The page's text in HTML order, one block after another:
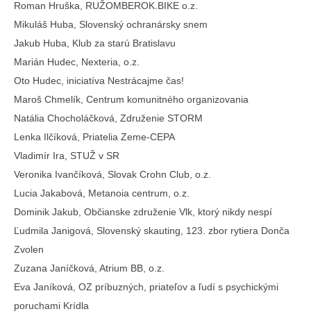
Roman Hruška, RUŽOMBEROK.BIKE o.z.
Mikuláš Huba, Slovenský ochranársky snem
Jakub Huba, Klub za starú Bratislavu
Marián Hudec, Nexteria, o.z.
Oto Hudec, iniciatíva Nestrácajme čas!
Maroš Chmelík, Centrum komunitného organizovania
Natália Chocholáčková, Združenie STORM
Lenka Ilčíková, Priatelia Zeme-CEPA
Vladimír Ira, STUŽ v SR
Veronika Ivančíková, Slovak Crohn Club, o.z.
Lucia Jakabová, Metanoia centrum, o.z.
Dominik Jakub, Občianske združenie Vlk, ktorý nikdy nespí
Ľudmila Janigová, Slovenský skauting, 123. zbor rytiera Donča
Zvolen
Zuzana Janíčková, Atrium BB, o.z.
Eva Janíková, OZ príbuzných, priateľov a ľudí s psychickými
poruchami Krídla